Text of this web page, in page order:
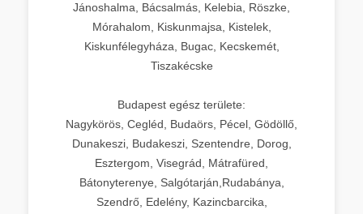
Jánoshalma, Bácsalmás, Kelebia, Röszke,
Mórahalom, Kiskunmajsa, Kistelek,
Kiskunfélegyháza, Bugac, Kecskemét,
Tiszakécske
Budapest egész területe:
Nagykörös, Cegléd, Budaörs, Pécel, Gödöllő,
Dunakeszi, Budakeszi, Szentendre, Dorog,
Esztergom, Visegrád, Mátrafüred,
Bátonyterenye, Salgótarján,Rudabánya,
Szendrő, Edelény, Kazincbarcika,